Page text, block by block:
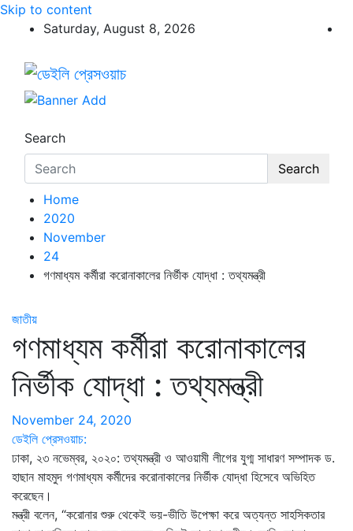
Skip to content
Saturday, August 8, 2026
ডেইলি প্রেসওয়াচ
ডেইলি প্রেসওয়াচ মুক্তিযুদ্ধের চেতনায় উদ্বুদ্ধ মুখপত্র
Search
Search
Home
2020
November
24
গণমাধ্যম কর্মীরা করোনাকালের নির্ভীক যোদ্ধা : তথ্যমন্ত্রী
জাতীয়
গণমাধ্যম কর্মীরা করোনাকালের
নির্ভীক যোদ্ধা : তথ্যমন্ত্রী
November 24, 2020
ডেইলি প্রেসওয়াচ:
ঢাকা, ২৩ নভেম্বর, ২০২০: তথ্যমন্ত্রী ও আওয়ামী লীগের যুগ্ম সাধারণ সম্পাদক ড.
হাছান মাহমুদ গণমাধ্যম কর্মীদের করোনাকালের নির্ভীক যোদ্ধা হিসেবে অভিহিত
করেছেন।
মন্ত্রী বলেন, “করোনার শুরু থেকেই ভয়-ভীতি উপেক্ষা করে অত্যন্ত সাহসিকতার